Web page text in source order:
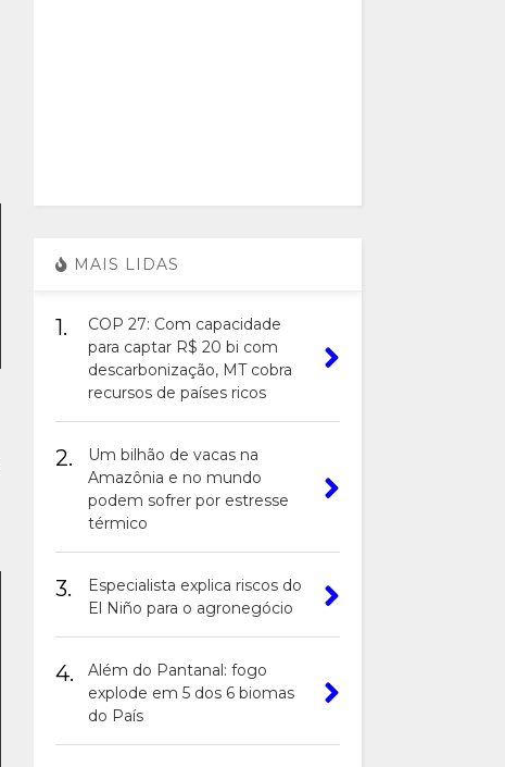
MAIS LIDAS
1.
COP 27: Com capacidade
para captar R$ 20 bi com
descarbonização, MT cobra
recursos de países ricos
2.
Um bilhão de vacas na
Amazônia e no mundo
podem sofrer por estresse
térmico
3.
Especialista explica riscos do
El Niño para o agronegócio
4.
Além do Pantanal: fogo
explode em 5 dos 6 biomas
do País